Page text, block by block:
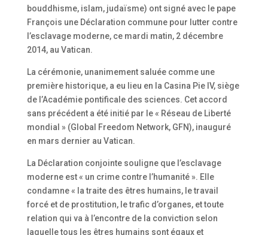
bouddhisme, islam, judaïsme) ont signé avec le pape
François une Déclaration commune pour lutter contre
l’esclavage moderne, ce mardi matin, 2 décembre
2014, au Vatican.
La cérémonie, unanimement saluée comme une
première historique, a eu lieu en la Casina Pie IV, siège
de l’Académie pontificale des sciences. Cet accord
sans précédent a été initié par le « Réseau de Liberté
mondial » (Global Freedom Network, GFN), inauguré
en mars dernier au Vatican.
La Déclaration conjointe souligne que l’esclavage
moderne est « un crime contre l’humanité ». Elle
condamne « la traite des êtres humains, le travail
forcé et de prostitution, le trafic d’organes, et toute
relation qui va à l’encontre de la conviction selon
laquelle tous les êtres humains sont égaux et